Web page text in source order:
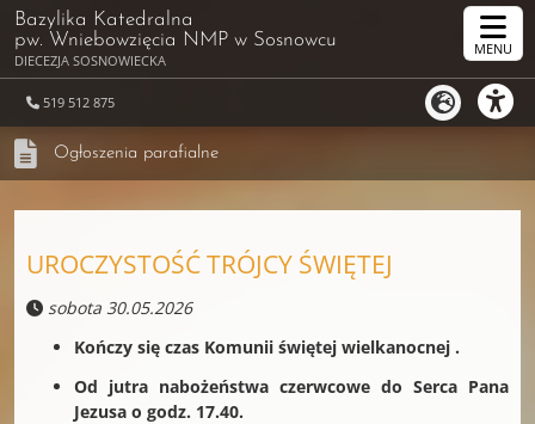
519 512 875
Bazylika Katedralna
pw. Wniebowzięcia NMP w Sosnowcu
DIECEZJA SOSNOWIECKA
MENU
Ogłoszenia parafialne
UROCZYSTOŚĆ TRÓJCY ŚWIĘTEJ
sobota 30.05.2026
Kończy się czas Komunii świętej wielkanocnej .
Od jutra nabożeństwa czerwcowe do Serca Pana
Jezusa o godz. 17.40.